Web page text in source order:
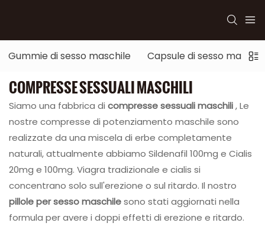
Gummie di sesso maschile Capsule di sesso
COMPRESSE SESSUALI MASCHILI
Siamo una fabbrica di compresse sessuali maschili, Le
nostre compresse di potenziamento maschile sono
realizzate da una miscela di erbe completamente
naturali, attualmente abbiamo Sildenafil 100mg e Cialis
20mg e 100mg. Viagra tradizionale e cialis si
concentrano solo sull'erezione o sul ritardo. Il nostro
pillole per sesso maschilesono stati aggiornati nella
formula per avere i doppi effetti di erezione e ritardo.